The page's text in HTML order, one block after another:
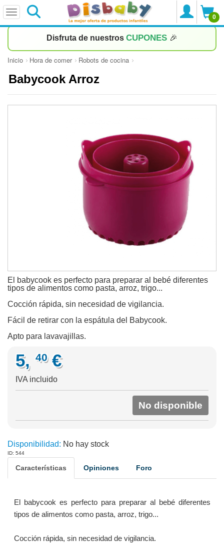
0
Disfruta de nuestros CUPONES 🎉
Inicio Hora de comer Robots de cocina
Babycook Arroz
El babycook es perfecto para preparar al bebé diferentes
tipos de alimentos como pasta, arroz, trigo...
Cocción rápida, sin necesidad de vigilancia.
Fácil de retirar con la espátula del Babycook.
Apto para lavavajillas.
5, 40 €
IVA incluido
No disponible
Disponibilidad: No hay stock
ID: 544
Características Opiniones Foro
El babycook es perfecto para preparar al bebé diferentes
tipos de alimentos como pasta, arroz, trigo...
Cocción rápida, sin necesidad de vigilancia.